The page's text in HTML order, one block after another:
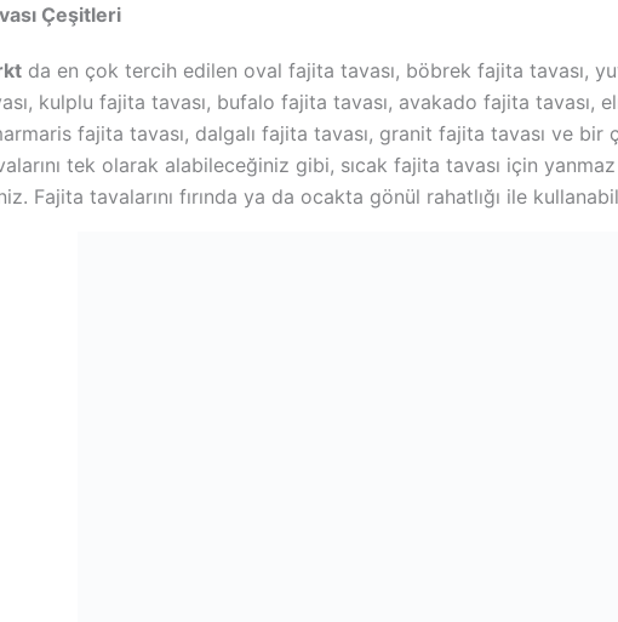
Çeşitleri
da en çok tercih edilen oval fajita tavası, böbrek fajita tavası,
kulplu fajita tavası, bufalo fajita tavası, avakado fajita tavası,
fajita tavası, dalgalı fajita tavası, granit fajita tavası ve
tek olarak alabileceğiniz gibi, sıcak fajita tavası için
Fajita tavalarını fırında ya da ocakta gönül rahatlığı ile